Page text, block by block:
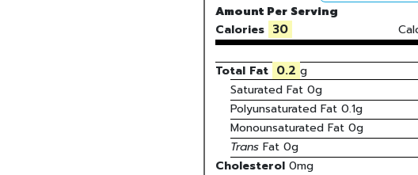
Amount Per Serving
Calories 30
Total Fat 0.2 g
Saturated Fat 0g
Polyunsaturated Fat 0.1g
Monounsaturated Fat 0g
TransFat 0g
Cholesterol 0mg